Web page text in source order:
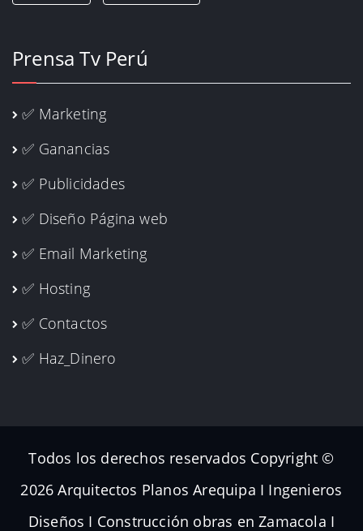
Prensa Tv Perú
✅ Marketing
✅ Ganancias
✅ Publicidades
✅ Diseño Página web
✅ Email Marketing
✅ Hosting
✅ Contactos
✅ Haz_Dinero
Todos los derechos reservados Copyright ©
2026 Arquitectos Planos Arequipa I Ingenieros
Diseños I Construcción obras en Zamacola I